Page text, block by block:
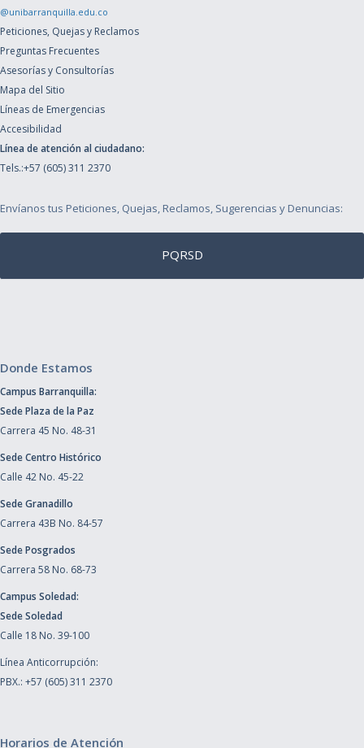
@unibarranquilla.edu.co
Peticiones, Quejas y Reclamos
Preguntas Frecuentes
Asesorías y Consultorías
Mapa del Sitio
Líneas de Emergencias
Accesibilidad
Línea de atención al ciudadano:
Tels.:+57 (605) 311 2370
Envíanos tus Peticiones, Quejas, Reclamos, Sugerencias y Denuncias:
PQRSD
Donde Estamos
Campus Barranquilla:
Sede Plaza de la Paz
Carrera 45 No. 48-31
Sede Centro Histórico
Calle 42 No. 45-22
Sede Granadillo
Carrera 43B No. 84-57
Sede Posgrados
Carrera 58 No. 68-73
Campus Soledad:
Sede Soledad
Calle 18 No. 39-100
Línea Anticorrupción:
PBX.: +57 (605) 311 2370
Horarios de Atención